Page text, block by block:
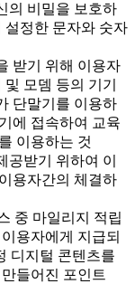
의 비밀을 보호하
설정한 문자와 숫자
받기 위해 이용자
모뎀 등의 기기
단말기를 이용하
에 접속하여 교육
이용하는 것
받기 위하여 이
용자간의 체결하
중 마일리지 적립
용자에게 지급되
디지털 콘텐츠를
들어진 포인트